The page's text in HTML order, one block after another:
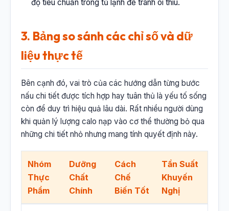
độ tiêu chuẩn trong tủ lạnh để tránh ôi thiu.
3. Bảng so sánh các chỉ số và dữ
liệu thực tế
Bên cạnh đó, vai trò của các hướng dẫn từng bước
nấu chi tiết được tích hợp hay tuân thủ là yếu tố sống
còn để duy trì hiệu quả lâu dài. Rất nhiều người dùng
khi quản lý lượng calo nạp vào cơ thể thường bỏ qua
những chi tiết nhỏ nhưng mang tính quyết định này.
Nhóm
Thực
Phẩm
Dưỡng
Chất
Chính
Cách
Chế
Biến Tốt
Tần Suất
Khuyến
Nghị